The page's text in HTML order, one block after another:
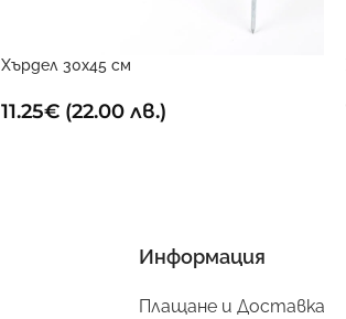
Хърдел 30х45 см
11.25€(22.00 лв.)
Информация
Плащане и Доставка